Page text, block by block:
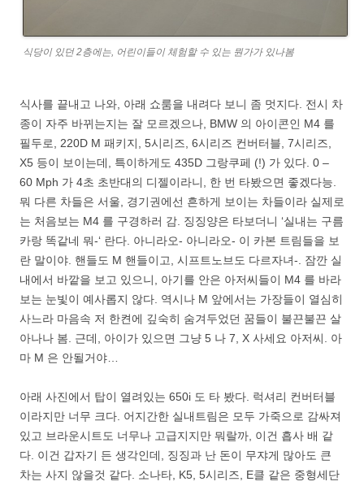
식당이 있던 2층에는, 어린이들이 체험할 수 있는 뭔가가 있나봄
식사를 끝내고 나와, 아래 쇼룸을 내려다 보니 좀 멋지다. 전시 차
종이 자주 바뀌는지는 잘 모르겠으나, BMW 의 아이콘인 M4 를
필두로, 220D M 패키지, 5시리즈, 6시리즈 컨버터블, 7시리즈,
X5 등이 보이는데, 특이하게도 435D 그랑쿠페 (!) 가 있다. 0 –
60 Mph 가 4초 초반대의 디젤이라니, 한 번 타봤으면 좋겠다능.
뭐 다른 차들은 서울, 경기권에선 흔하게 보이는 차들이라 실제로
는 처음보는 M4 를 구경하러 감. 징징양은 타보더니 ‘실내는 구름
카랑 똑같네 뭐-‘ 란다. 아니라오- 아니라오- 이 카본 트림들을 보
란 말이야. 핸들도 M 핸들이고, 시프트노브도 다르자녀-. 잠깐 실
내에서 바깥을 보고 있으니, 아기를 안은 아저씨들이 M4 를 바라
보는 눈빛이 예사롭지 않다. 역시나 M 앞에서는 가장들이 열심히
사느라 마음속 저 한켠에 깊숙히 숨겨두었던 꿈들이 불끈불끈 살
아나나 봄. 근데, 아이가 있으면 그냥 5 나 7, X 사세요 아저씨. 아
마 M 은 안될거야…
아래 사진에서 탑이 열려있는 650i 도 타 봤다. 럭셔리 컨버터블
이라지만 너무 크다. 어지간한 실내트림은 모두 가죽으로 감싸져
있고 브라운시트도 너무나 고급지지만 뭐랄까, 이건 흡사 배 같
다. 이건 갑자기 든 생각인데, 징징과 난 돈이 무쟈게 많아도 큰
차는 사지 않을것 같다. 소나타, K5, 5시리즈, E클 같은 중형세단